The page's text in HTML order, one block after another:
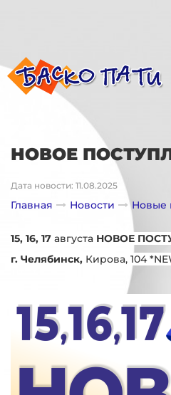
НОВОЕ
Дата новости: 11.08.2025
Главная Новости Новые
15, 16, 17 августа НОВОЕ
г. Челябинск, Кирова, 104